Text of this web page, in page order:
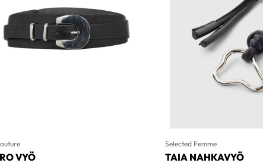
VYÖ
Selected Femme
TAIA NAHKAVYÖ